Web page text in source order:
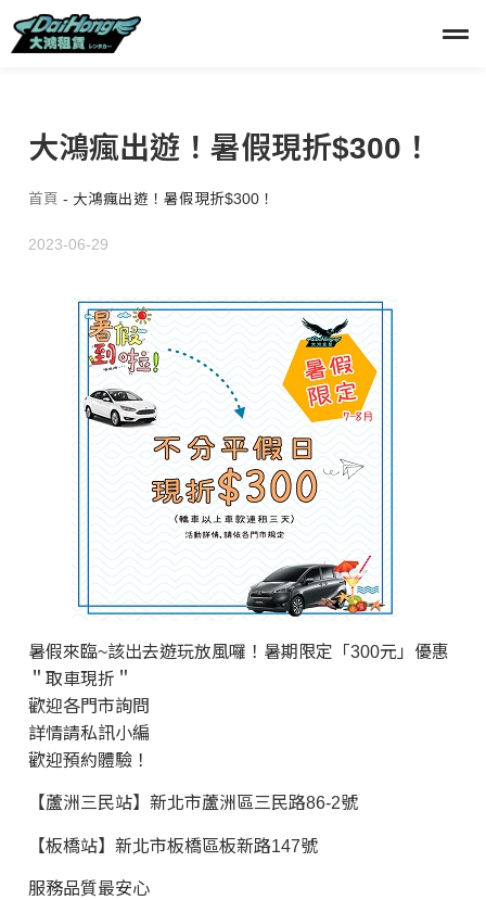
大鴻瘋出遊！暑假現折$300！
首頁 - 大鴻瘋出遊！暑假現折$300！
2023-06-29
暑假來臨~該出去遊玩放風囉！暑期限定「300元」優惠
＂取車現折＂
歡迎各門市詢問
詳情請私訊小編
歡迎預約體驗！
【蘆洲三民站】新北市蘆洲區三民路86-2號
【板橋站】新北市板橋區板新路147號
服務品質最安心